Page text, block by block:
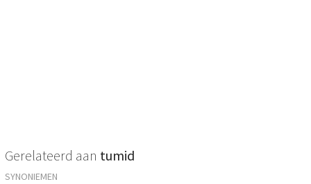
Gerelateerd aan tumid
SYNONIEMEN